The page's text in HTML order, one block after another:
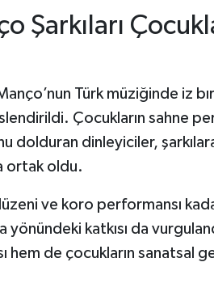
Şarkıları
Türk müziğinde iz
Çocukların sahne
dolduran dinleyiciler,
ortak oldu.
ve koro performansı
yönündeki katkısı da
hem de çocukların sanatsal